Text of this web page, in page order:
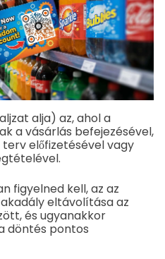
alja) az, ahol a
a vásárlás befejezésével,
előfizetésével vagy
figyelned kell, az az
eltávolítása az
és ugyanakkor
döntés pontos